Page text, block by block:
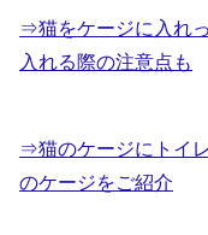
⇒猫をケージに入れ
入れる際の注意点も
⇒猫のケージにトイ
のケージをご紹介